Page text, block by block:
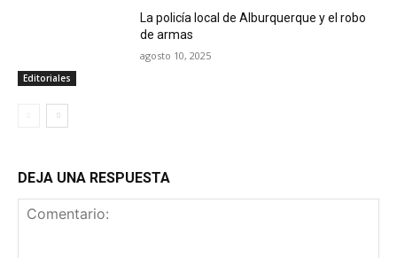
Editoriales
La policía local de Alburquerque y el robo
de armas
agosto 10, 2025
DEJA UNA RESPUESTA